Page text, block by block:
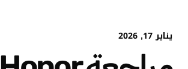
يناير 17, 2026